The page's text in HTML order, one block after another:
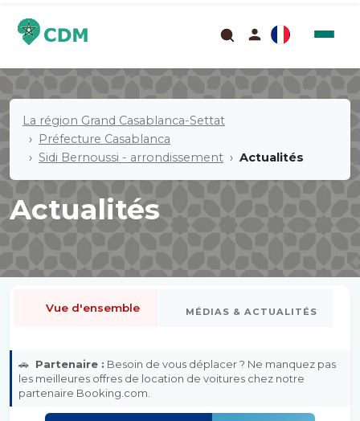
La région Grand Casablanca-Settat
Préfecture Casablanca
Sidi Bernoussi - arrondissement
Actualités
Actualités
Vue d'ensemble MÉDIAS & ACTUALITÉS
🚗 Partenaire : Besoin de vous déplacer ? Ne manquez pas
les meilleures offres de location de voitures chez notre
partenaire Booking.com.